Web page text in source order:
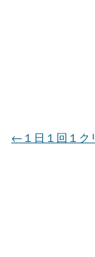
←１日１回１ク